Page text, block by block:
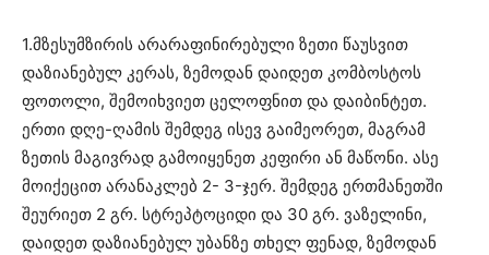
1.მზესუმზირის არარაფინირებული ზეთი წაუსვით
დაზიანებულ კერას, ზემოდან დაიდეთ კომბოსტოს
ფოთოლი, შემოიხვიეთ ცელოფნით და დაიბინტეთ.
ერთი დღე-ღამის შემდეგ ისევ გაიმეორეთ, მაგრამ
ზეთის მაგივრად გამოიყენეთ კეფირი ან მაწონი. ასე
მოიქეცით არანაკლებ 2- 3-ჯერ. შემდეგ ერთმანეთში
შეურიეთ 2 გრ. სტრეპტოციდი და 30 გრ. ვაზელინი,
დაიდეთ დაზიანებულ უბანზე თხელ ფენად, ზემოდან